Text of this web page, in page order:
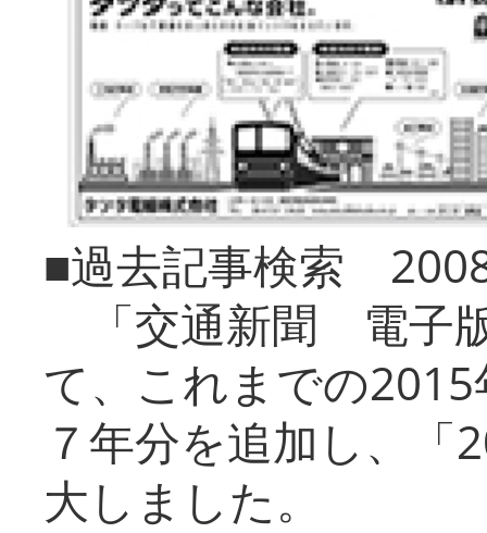
■過去記事検索
「交通新聞 電子
て、これまでの
７年分を追加し、「
大しまし